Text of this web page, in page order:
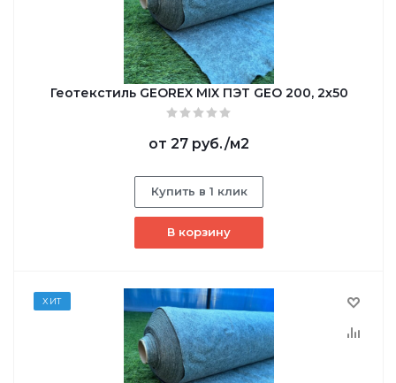
Геотекстиль GEОREX MIX ПЭТ GEO 200, 2х50
от 27 руб./м2
Купить в 1 клик
В корзину
ХИТ